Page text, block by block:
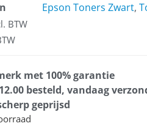
Epson Toners Zwart,
BTW
met 100% garantie
besteld, vandaag
geprijsd